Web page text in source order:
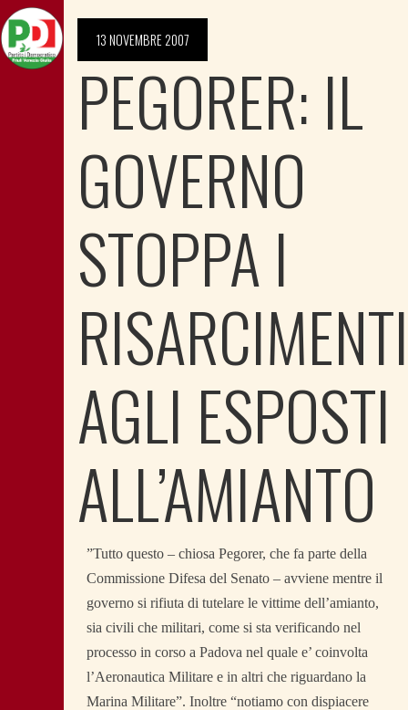
13 NOVEMBRE 2007
PEGORER: IL
GOVERNO
STOPPA I
RISARCIMENTI
AGLI ESPOSTI
ALL’AMIANTO
”Tutto questo – chiosa Pegorer, che fa parte della
Commissione Difesa del Senato – avviene mentre il
governo si rifiuta di tutelare le vittime dell’amianto,
sia civili che militari, come si sta verificando nel
processo in corso a Padova nel quale e’ coinvolta
l’Aeronautica Militare e in altri che riguardano la
Marina Militare”. Inoltre “notiamo con dispiacere